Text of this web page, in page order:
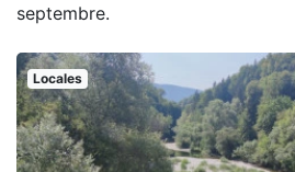
septembre.
Locales